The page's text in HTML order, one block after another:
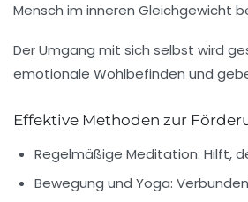
Mensch im inneren Gleichgewicht
Der Umgang mit sich selbst wird
emotionale Wohlbefinden und
Effektive Methoden zur
Regelmäßige Meditation: Hilft,
Bewegung und Yoga: